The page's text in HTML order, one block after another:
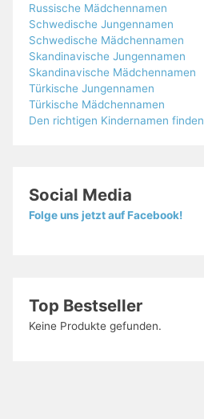
Russische Mädchennamen
Schwedische Jungennamen
Schwedische Mädchennamen
Skandinavische Jungennamen
Skandinavische Mädchennamen
Türkische Jungennamen
Türkische Mädchennamen
Den richtigen Kindernamen finden
Social Media
Folge uns jetzt auf Facebook!
Top Bestseller
Keine Produkte gefunden.